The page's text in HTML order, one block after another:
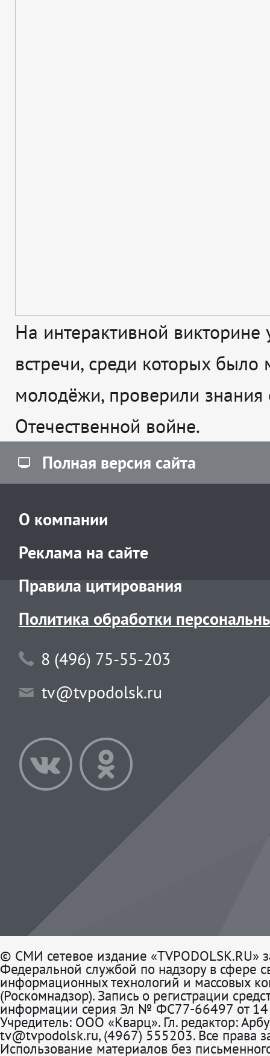
На интерактивной викторине
встречи, среди которых было
молодёжи, проверили знания
Отечественной войне.
Полная версия сайта
О компании
Реклама на сайте
Правила цитирования
Политика обработки
8 (496) 75-55-203
tv@tvpodolsk.ru
© СМИ сетевое издание «TVPODOLSK.RU»
Федеральной службой по надзору в сфере
информационных технологий и массовых
(Роскомнадзор). Запись о регистрации
информации серия Эл № ФС77-66497 от 14
Учредитель: ООО «Кварц». Гл. редактор:
tv@tvpodolsk.ru, (4967) 555203. Все права
Использование материалов без